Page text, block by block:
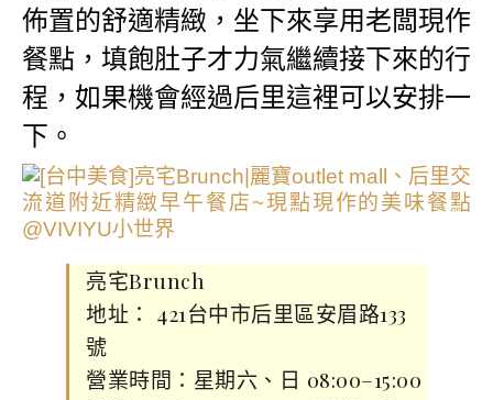
佈置的舒適精緻，坐下來享用老闆現作
餐點，填飽肚子才力氣繼續接下來的行
程，如果機會經過后里這裡可以安排一
下。
亮宅Brunch
地址： 421台中市后里區安眉路133
號
營業時間：星期六、日 08:00–15:00